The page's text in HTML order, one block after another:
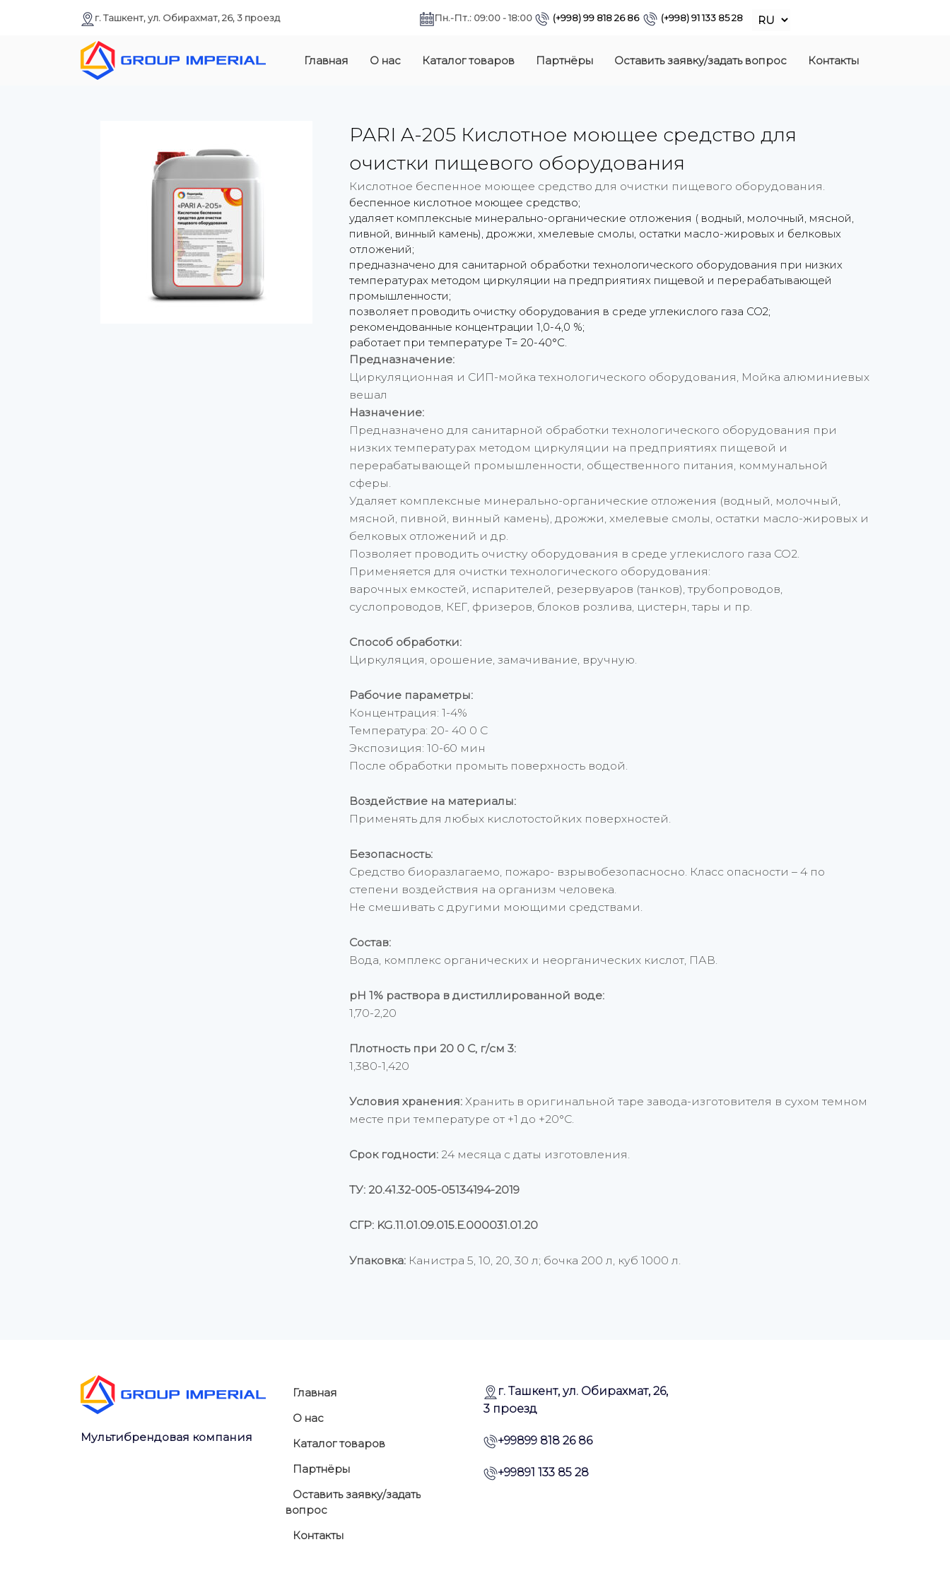
г. Ташкент, ул. Обирахмат, 26, 3 проезд Пн.-Пт.: 09:00 - 18:00 (+998) 99 818 26 86 (+998) 91 133 85 28
Главная О нас Каталог товаров Партнёры Оставить заявку/задать вопрос Контакты
PARI A-205 Кислотное моющее средство для
очистки пищевого оборудования
Кислотное беспенное моющее средство для очистки пищевого оборудования.
беспенное кислотное моющее средство;
удаляет комплексные минерально-органические отложения ( водный, молочный, мясной,
пивной, винный камень), дрожжи, хмелевые смолы, остатки масло-жировых и белковых
отложений;
предназначено для санитарной обработки технологического оборудования при низких
температурах методом циркуляции на предприятиях пищевой и перерабатывающей
промышленности;
позволяет проводить очистку оборудования в среде углекислого газа CO2;
рекомендованные концентрации 1,0-4,0 %;
работает при температуре Т= 20-40°С.
Предназначение:
Циркуляционная и СИП-мойка технологического оборудования, Мойка алюминиевых
вешал
Назначение:
Предназначено для санитарной обработки технологического оборудования при
низких температурах методом циркуляции на предприятиях пищевой и
перерабатывающей промышленности, общественного питания, коммунальной
сферы.
Удаляет комплексные минерально-органические отложения (водный, молочный,
мясной, пивной, винный камень), дрожжи, хмелевые смолы, остатки масло-жировых и
белковых отложений и др.
Позволяет проводить очистку оборудования в среде углекислого газа CO2.
Применяется для очистки технологического оборудования:
варочных емкостей, испарителей, резервуаров (танков), трубопроводов,
суслопроводов, КЕГ, фризеров, блоков розлива, цистерн, тары и пр.
Способ обработки:
Циркуляция, орошение, замачивание, вручную.
Рабочие параметры:
Концентрация: 1-4%
Температура: 20- 40 0 С
Экспозиция: 10-60 мин
После обработки промыть поверхность водой.
Воздействие на материалы:
Применять для любых кислотостойких поверхностей.
Безопасность:
Средство биоразлагаемо, пожаро- взрывобезопасносно. Класс опасности – 4 по
степени воздействия на организм человека.
Не смешивать с другими моющими средствами.
Состав:
Вода, комплекс органических и неорганических кислот, ПАВ.
рН 1% раствора в дистиллированной воде:
1,70-2,20
Плотность при 20 0 С, г/см 3:
1,380-1,420
Условия хранения: Хранить в оригинальной таре завода-изготовителя в сухом темном
месте при температуре от +1 до +20°С.
Срок годности: 24 месяца с даты изготовления.
ТУ: 20.41.32-005-05134194-2019
СГР: KG.11.01.09.015.Е.000031.01.20
Упаковка: Канистра 5, 10, 20, 30 л; бочка 200 л, куб 1000 л.
Мультибрендовая компания
Главная
О нас
Каталог товаров
Партнёры
Оставить заявку/задать
вопрос
Контакты
г. Ташкент, ул. Обирахмат, 26,
3 проезд
+99899 818 26 86
+99891 133 85 28